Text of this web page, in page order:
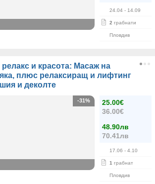
24.04 - 14.09
2 грабнати
Пловдив
и красота: Масаж на
плюс релаксиращ и лифтинг
и деколте
25.00€
36.00€
48.90лв
70.41лв
17.06 - 4.10
1 грабнат
Пловдив
-31%